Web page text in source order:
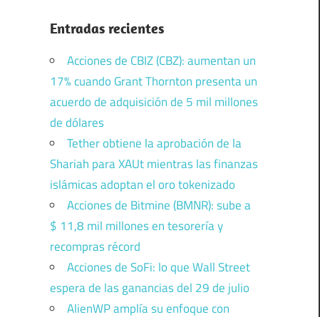
Entradas recientes
Acciones de CBIZ (CBZ): aumentan un
17% cuando Grant Thornton presenta un
acuerdo de adquisición de 5 mil millones
de dólares
Tether obtiene la aprobación de la
Shariah para XAUt mientras las finanzas
islámicas adoptan el oro tokenizado
Acciones de Bitmine (BMNR): sube a
$ 11,8 mil millones en tesorería y
recompras récord
Acciones de SoFi: lo que Wall Street
espera de las ganancias del 29 de julio
AlienWP amplía su enfoque con